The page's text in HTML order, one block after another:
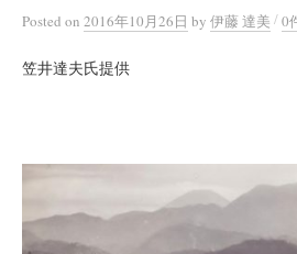
Posted on 2016年10月26日 by 伊藤 達美 /0
笠井達夫氏提供